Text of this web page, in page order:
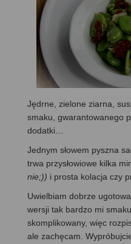
Jędrne, zielone ziarna,
smaku, gwarantowanego
dodatki…
Jednym słowem pyszna
trwa przysłowiowe kilka
nie;)) i prosta kolacja czy
Uwielbiam dobrze
wersji tak bardzo mi
skomplikowany, więc
ale zachęcam.